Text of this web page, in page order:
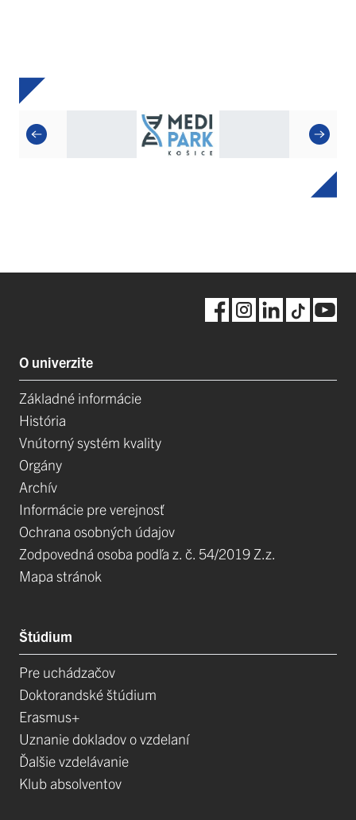
O univerzite
Základné informácie
História
Vnútorný systém kvality
Orgány
Archív
Informácie pre verejnosť
Ochrana osobných údajov
Zodpovedná osoba podľa z. č. 54/2019 Z.z.
Mapa stránok
Štúdium
Pre uchádzačov
Doktorandské štúdium
Erasmus+
Uznanie dokladov o vzdelaní
Ďalšie vzdelávanie
Klub absolventov